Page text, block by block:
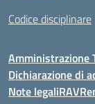
Codice disciplinare
Amministrazione
Dichiarazione di
Note legaliRAV